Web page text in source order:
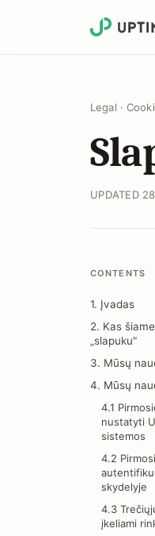
Legal ·
UPDATED
CONTENTS
1. Įvadas
2. Kas
„slapuku"
3. Mūsų
4. Mūsų
4.1
nustatyti
sistemos
4.2
skydelyje
4.3
įkeliami